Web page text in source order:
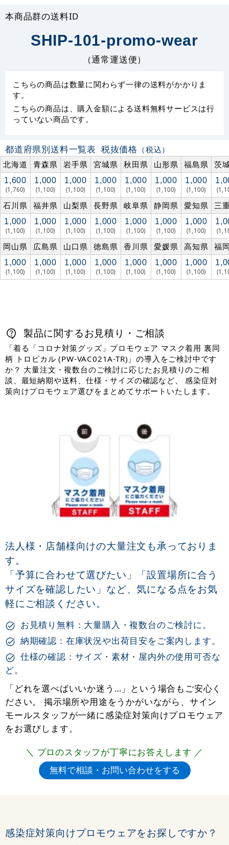
本商品群の送料ID
SHIP-101-promo-wear
（通常運送便）
こちらの商品は数量に関わらず一律の送料がかかりま
す。
こちらの商品は、購入金額による送料無料サービスは行
っていない商品です。
都道府県別送料一覧表 税抜価格 （税込）
北海道
青森県 岩手県 宮城県 秋田県 山形県 福島県 茨
1,600
(1,760)
1,000
(1,100)
1,000
(1,100)
1,000
(1,100)
1,000
(1,100)
1,000
(1,100)
1,000
(1,100)
石川県 福井県 山梨県 長野県 岐阜県 静岡県 愛知県 三
1,000
(1,100)
1,000
(1,100)
1,000
(1,100)
1,000
(1,100)
1,000
(1,100)
1,000
(1,100)
1,000
(1,100)
岡山県 広島県 山口県 徳島県 香川県 愛媛県 高知県 福
1,000
(1,100)
1,000
(1,100)
1,000
(1,100)
1,000
(1,100)
1,000
(1,100)
1,000
(1,100)
1,000
(1,100)
製品に関するお見積り・ご相談
「着る「コロナ対策グッズ」プロモウェア マスク着用 裏同
柄 トロピカル (PW-VAC021A-TR)」の導入をご検討中です
か？ 大量注文・複数台のご検討に応じたお見積りのご相
談、最短納期や送料、仕様・サイズの確認など、 感染症対
策向けプロモウェア選びをまとめてサポートいたします。
法人様・店舗様向けの大量注文も承っておりま
す。
「予算に合わせて選びたい」「設置場所に合う
サイズを確認したい」など、気になる点をお気
軽にご相談ください。
お見積り無料：大量購入・複数台のご検討に。
納期確認：在庫状況や出荷目安をご案内します。
仕様の確認：サイズ・素材・屋内外の使用可否な
ど。
「どれを選べばいいか迷う…」という場合もご安心く
ださい。 掲示場所や用途をうかがいながら、サイン
モールスタッフが一緒に感染症対策向けプロモウェア
をお選びします。
＼ プロのスタッフが丁寧にお答えします ／
感染症対策向けプロモウェアをお探しですか？